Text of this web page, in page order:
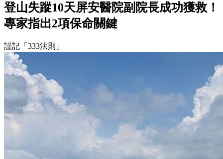
登山失蹤10天屏安醫院副院長成功獲救！
專家指出2項保命關鍵
謹記「333法則」